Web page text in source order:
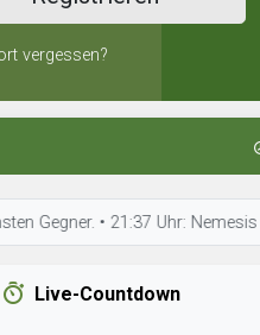
vergessen?
• 21:37 Uhr: Nemesis is
Live-Countdown